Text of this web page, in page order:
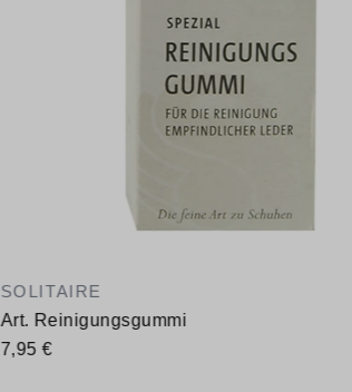
SOLITAIRE
Art. Reinigungsgummi
7,95 €